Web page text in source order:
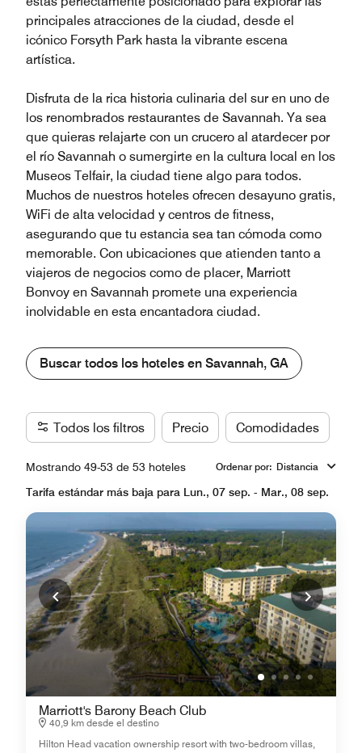
principales atracciones de la ciudad, desde el
icónico Forsyth Park hasta la vibrante escena
artística.
Disfruta de la rica historia culinaria del sur en uno de
los renombrados restaurantes de Savannah. Ya sea
que quieras relajarte con un crucero al atardecer por
el río Savannah o sumergirte en la cultura local en los
Museos Telfair, la ciudad tiene algo para todos.
Muchos de nuestros hoteles ofrecen desayuno gratis,
WiFi de alta velocidad y centros de fitness,
asegurando que tu estancia sea tan cómoda como
memorable. Con ubicaciones que atienden tanto a
viajeros de negocios como de placer, Marriott
Bonvoy en Savannah promete una experiencia
inolvidable en esta encantadora ciudad.
Buscar todos los hoteles en Savannah, GA
Todos los filtros Precio Comodidades
Mostrando 49-53 de 53 hoteles Ordenar por: Distancia
Tarifa estándar más baja para Lun., 07 sep. - Mar., 08 sep.
Marriott's Barony Beach Club
40,9 km desde el destino
Hilton Head vacation ownership resort with two-bedroom villas,